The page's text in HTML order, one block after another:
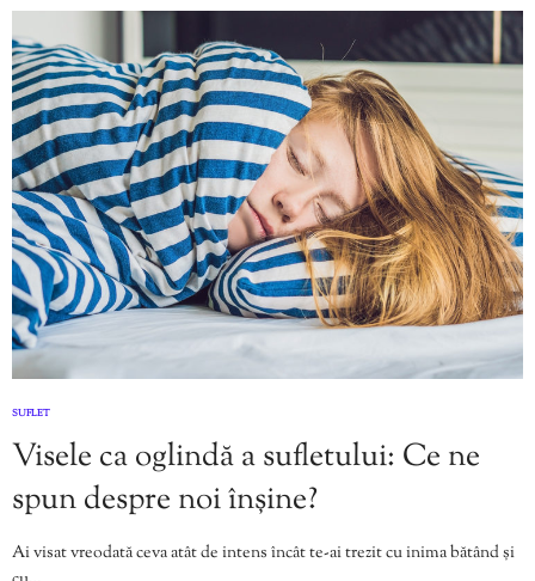
SUFLET
Visele ca oglindă a sufletului: Ce ne
spun despre noi înșine?
Ai visat vreodată ceva atât de intens încât te-ai trezit cu inima bătând și